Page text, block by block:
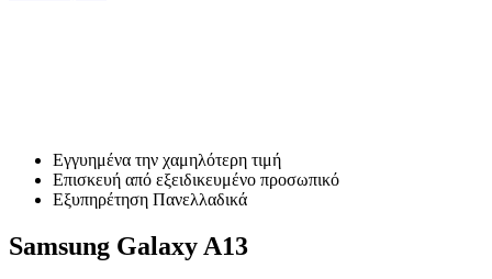
Εγγυημένα την χαμηλότερη τιμή
Επισκευή από εξειδικευμένο προσωπικό
Εξυπηρέτηση Πανελλαδικά
Samsung Galaxy A13